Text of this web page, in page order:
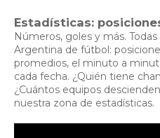
Estadísticas:
Números, goles y más.
Argentina de fútbol:
promedios, el minuto a
cada fecha. ¿Quién tiene
¿Cuántos equipos
nuestra zona de estadísticas.